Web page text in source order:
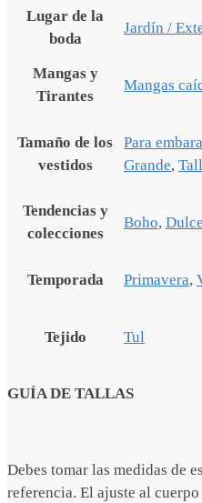
Lugar de la
boda
Jardín /
Mangas y
Tirantes
Mangas
Tamaño de los
vestidos
Para
Grande,
Tendencias y
colecciones
Boho,
Temporada Primavera,
Tejido Tul
GUÍA DE TALLAS
Debes tomar las medidas de
referencia. El ajuste al